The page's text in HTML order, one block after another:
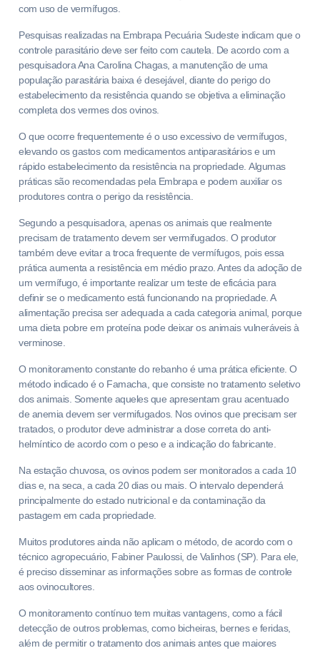
com uso de vermífugos.
Pesquisas realizadas na Embrapa Pecuária Sudeste indicam que o
controle parasitário deve ser feito com cautela. De acordo com a
pesquisadora Ana Carolina Chagas, a manutenção de uma
população parasitária baixa é desejável, diante do perigo do
estabelecimento da resistência quando se objetiva a eliminação
completa dos vermes dos ovinos.
O que ocorre frequentemente é o uso excessivo de vermífugos,
elevando os gastos com medicamentos antiparasitários e um
rápido estabelecimento da resistência na propriedade. Algumas
práticas são recomendadas pela Embrapa e podem auxiliar os
produtores contra o perigo da resistência.
Segundo a pesquisadora, apenas os animais que realmente
precisam de tratamento devem ser vermifugados. O produtor
também deve evitar a troca frequente de vermífugos, pois essa
prática aumenta a resistência em médio prazo. Antes da adoção de
um vermífugo, é importante realizar um teste de eficácia para
definir se o medicamento está funcionando na propriedade. A
alimentação precisa ser adequada a cada categoria animal, porque
uma dieta pobre em proteína pode deixar os animais vulneráveis à
verminose.
O monitoramento constante do rebanho é uma prática eficiente. O
método indicado é o Famacha, que consiste no tratamento seletivo
dos animais. Somente aqueles que apresentam grau acentuado
de anemia devem ser vermifugados. Nos ovinos que precisam ser
tratados, o produtor deve administrar a dose correta do anti-
helmíntico de acordo com o peso e a indicação do fabricante.
Na estação chuvosa, os ovinos podem ser monitorados a cada 10
dias e, na seca, a cada 20 dias ou mais. O intervalo dependerá
principalmente do estado nutricional e da contaminação da
pastagem em cada propriedade.
Muitos produtores ainda não aplicam o método, de acordo com o
técnico agropecuário, Fabiner Paulossi, de Valinhos (SP). Para ele,
é preciso disseminar as informações sobre as formas de controle
aos ovinocultores.
O monitoramento contínuo tem muitas vantagens, como a fácil
detecção de outros problemas, como bicheiras, bernes e feridas,
além de permitir o tratamento dos animais antes que maiores